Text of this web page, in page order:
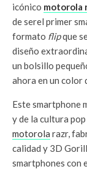
icónico motorola
de serel primer
formato flipque
diseño
un bolsillo
ahora en un color
Este smartphone
y de la cultura
motorola razr,
calidad y 3D
smartphones con